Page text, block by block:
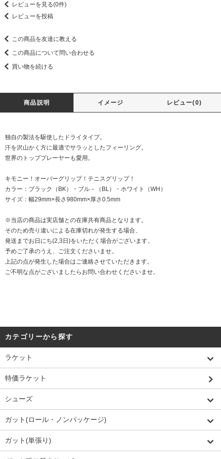
レビューを見る(0件)
レビューを投稿
この商品を友達に教える
この商品について問い合わせる
買い物を続ける
商品説明 イメージ レビュー(0)
独自の製法を駆使したドライタイプ。
汗を沢山かく方に最適でサラッとしたフィーリング。
世界のトッププレーヤーも愛用。
キモニー！オーバーグリップ！テニスグリップ！
カラー：ブラック（BK）・ブル－（BL）・ホワイト（WH）
サイズ：幅29mm×長さ980mm×厚さ0.5mm
※当店の商品は実店舗との在庫共有商品となります。
そのため売り違いによる在庫切れが発生する場合、
発送までお日にち(2,3日)をいただく場合がございます。
予めご了承のうえ、ご注文くださいませ。
上記の点が発生した場合はご連絡させていただきます。
ご不明な点がございましたらお問い合わせくださいませ。
カテゴリーから探す
ラケット
特価ラケット
シューズ
ガット(ロール・ノンパッケージ)
ガット(単張り)